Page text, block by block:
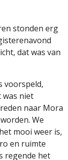
stonden erg
dat was van
voorspeld,
was niet
naar Mora
We
mooi weer is,
en ruimte
regende het